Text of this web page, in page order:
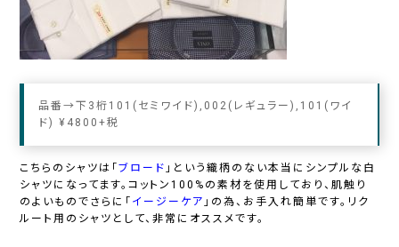
品番→下3桁101(セミワイド),002(レギュラー),101(ワイ
ド) ¥4800+税
こちらのシャツは「ブロード 」という織柄のない本当にシンプルな白
シャツになってます。コットン100 %の素材を使用しており、肌触り
のよいものでさらに「 イージーケア 」の為、お手入れ簡単です。リク
ルート用のシャツとして、非常にオススメです。